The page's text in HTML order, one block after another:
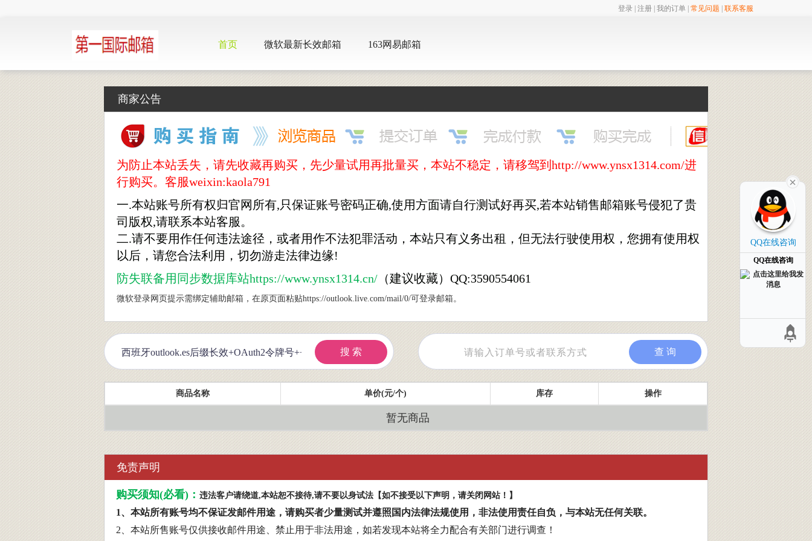
登录 注册 我的订单 常见问题 联系客服
首页 微软最新长效邮箱 163网易邮箱
商家公告
为防止本站丢失，请先收藏再购买，先少量试用再批量买，本站不稳定，请移驾到http://www.ynsx1314.com/进
行购买。客服weixin:kaola791
一.本站账号所有权归官网所有,只保证账号密码正确,使用方面请自行测试好再买,若本站销售邮箱账号侵犯了贵
司版权,请联系本站客服。
二.请不要用作任何违法途径，或者用作不法犯罪活动，本站只有义务出租，但无法行驶使用权，您拥有使用权
以后，请您合法利用，切勿游走法律边缘!
防失联备用同步数据库站https://www.ynsx1314.cn/ （建议收藏）QQ:3590554061
微软登录网页提示需绑定辅助邮箱，在原页面粘贴https://outlook.live.com/mail/0/可登录邮箱。
搜 索 查 询
商品名称 单价(元/个) 库存 操作
暂无商品
免责声明
购买须知(必看)： 违法客户请绕道,本站恕不接待,请不要以身试法【如不接受以下声明，请关闭网站！】
1、本站所有账号均不保证发邮件用途，请购买者少量测试并遵照国内法律法规使用，非法使用责任自负，与本站无任何关联。
2、本站所售账号仅供接收邮件用途、禁止用于非法用途，如若发现本站将全力配合有关部门进行调查！
QQ在线咨询
QQ在线咨询